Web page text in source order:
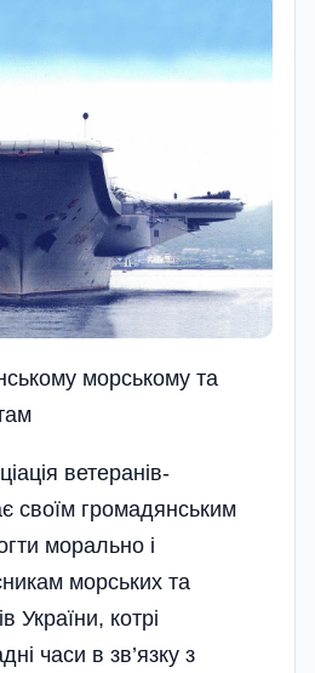
морському та
ветеранів-
своїм громадянським
морально і
морських та
України, котрі
часи в зв’язку з